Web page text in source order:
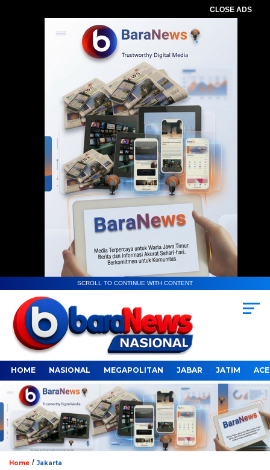
CLOSE ADS
SCROLL TO CONTINUE WITH CONTENT
HOME NASIONAL MEGAPOLITAN JABAR JATIM
Home / Jakarta